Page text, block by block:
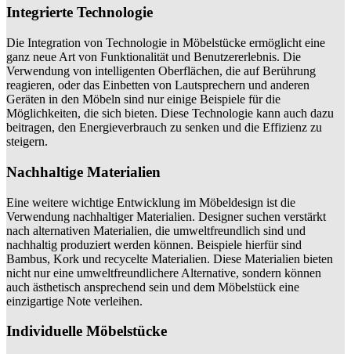
Integrierte Technologie
Die Integration von Technologie in Möbelstücke ermöglicht eine
ganz neue Art von Funktionalität und Benutzererlebnis. Die
Verwendung von intelligenten Oberflächen, die auf Berührung
reagieren, oder das Einbetten von Lautsprechern und anderen
Geräten in den Möbeln sind nur einige Beispiele für die
Möglichkeiten, die sich bieten. Diese Technologie kann auch dazu
beitragen, den Energieverbrauch zu senken und die Effizienz zu
steigern.
Nachhaltige Materialien
Eine weitere wichtige Entwicklung im Möbeldesign ist die
Verwendung nachhaltiger Materialien. Designer suchen verstärkt
nach alternativen Materialien, die umweltfreundlich sind und
nachhaltig produziert werden können. Beispiele hierfür sind
Bambus, Kork und recycelte Materialien. Diese Materialien bieten
nicht nur eine umweltfreundlichere Alternative, sondern können
auch ästhetisch ansprechend sein und dem Möbelstück eine
einzigartige Note verleihen.
Individuelle Möbelstücke